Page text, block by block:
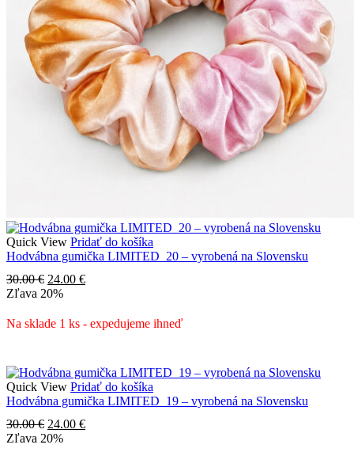
Quick View Pridať do košíka
Hodvábna gumička LIMITED_20 – vyrobená na Slovensku
30.00€ Pôvodná
cena
30.00 €.
24.00 €Aktuálna
24.00 €.
Zľava 20%
Na sklade 1 ks - expedujeme ihneď
Quick View Pridať do košíka
Hodvábna gumička LIMITED_19 – vyrobená na Slovensku
30.00€ Pôvodná
cena
24.00 €Aktuálna
Zľava 20%